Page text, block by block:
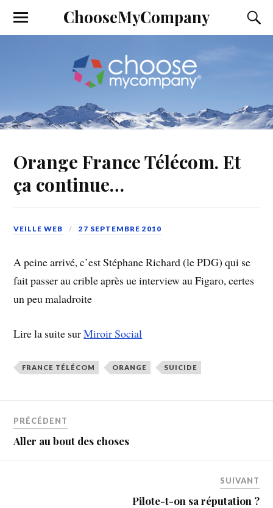
ChooseMyCompany
Orange France Télécom. Et
ça continue…
VEILLE WEB 27 SEPTEMBRE 2010
A peine arrivé, c’est Stéphane Richard (le PDG) qui se
fait passer au crible après ue interview au Figaro, certes
un peu maladroite
Lire la suite surMiroir Social
FRANCE TÉLÉCOM ORANGE SUICIDE
PRÉCÉDENT
Aller au bout des choses
SUIVANT
Pilote-t-on sa réputation ?